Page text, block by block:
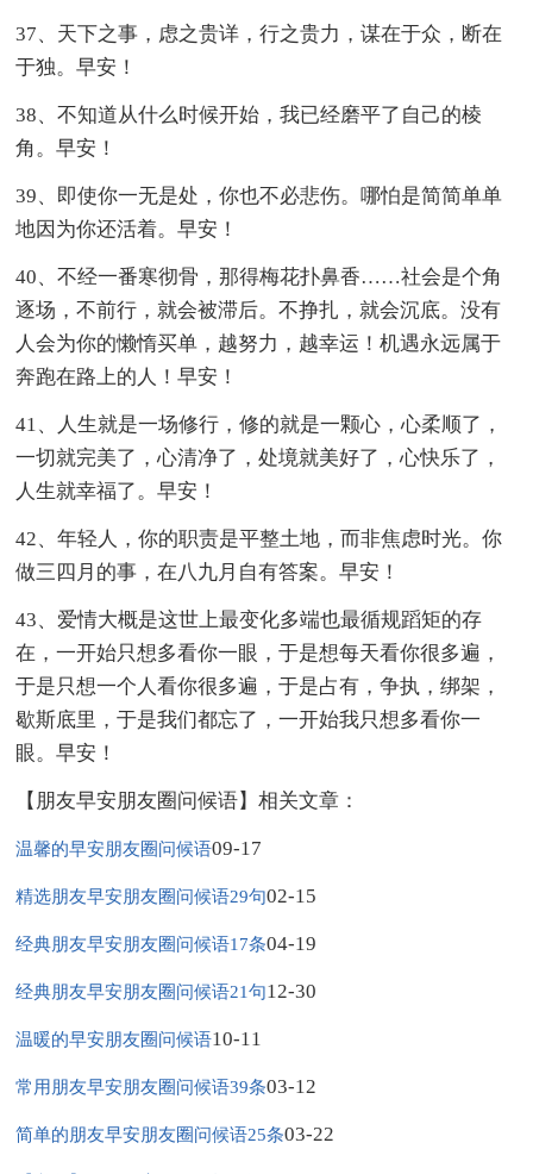
37、天下之事，虑之贵详，行之贵力，谋在于众，断在
于独。早安！
38、不知道从什么时候开始，我已经磨平了自己的棱
角。早安！
39、即使你一无是处，你也不必悲伤。哪怕是简简单单
地因为你还活着。早安！
40、不经一番寒彻骨，那得梅花扑鼻香……社会是个角
逐场，不前行，就会被滞后。不挣扎，就会沉底。没有
人会为你的懒惰买单，越努力，越幸运！机遇永远属于
奔跑在路上的人！早安！
41、人生就是一场修行，修的就是一颗心，心柔顺了，
一切就完美了，心清净了，处境就美好了，心快乐了，
人生就幸福了。早安！
42、年轻人，你的职责是平整土地，而非焦虑时光。你
做三四月的事，在八九月自有答案。早安！
43、爱情大概是这世上最变化多端也最循规蹈矩的存
在，一开始只想多看你一眼，于是想每天看你很多遍，
于是只想一个人看你很多遍，于是占有，争执，绑架，
歇斯底里，于是我们都忘了，一开始我只想多看你一
眼。早安！
【朋友早安朋友圈问候语】相关文章：
温馨的早安朋友圈问候语09-17
精选朋友早安朋友圈问候语29句02-15
经典朋友早安朋友圈问候语17条04-19
经典朋友早安朋友圈问候语21句12-30
温暖的早安朋友圈问候语10-11
常用朋友早安朋友圈问候语39条03-12
简单的朋友早安朋友圈问候语25条03-22